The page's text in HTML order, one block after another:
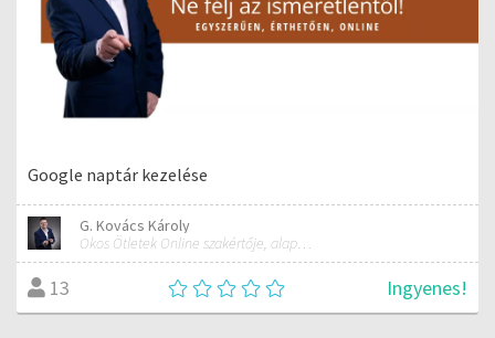
Google naptár kezelése
G. Kovács Károly
Okos Ötletek Online szakértője, alapítója
13 Ingyenes!